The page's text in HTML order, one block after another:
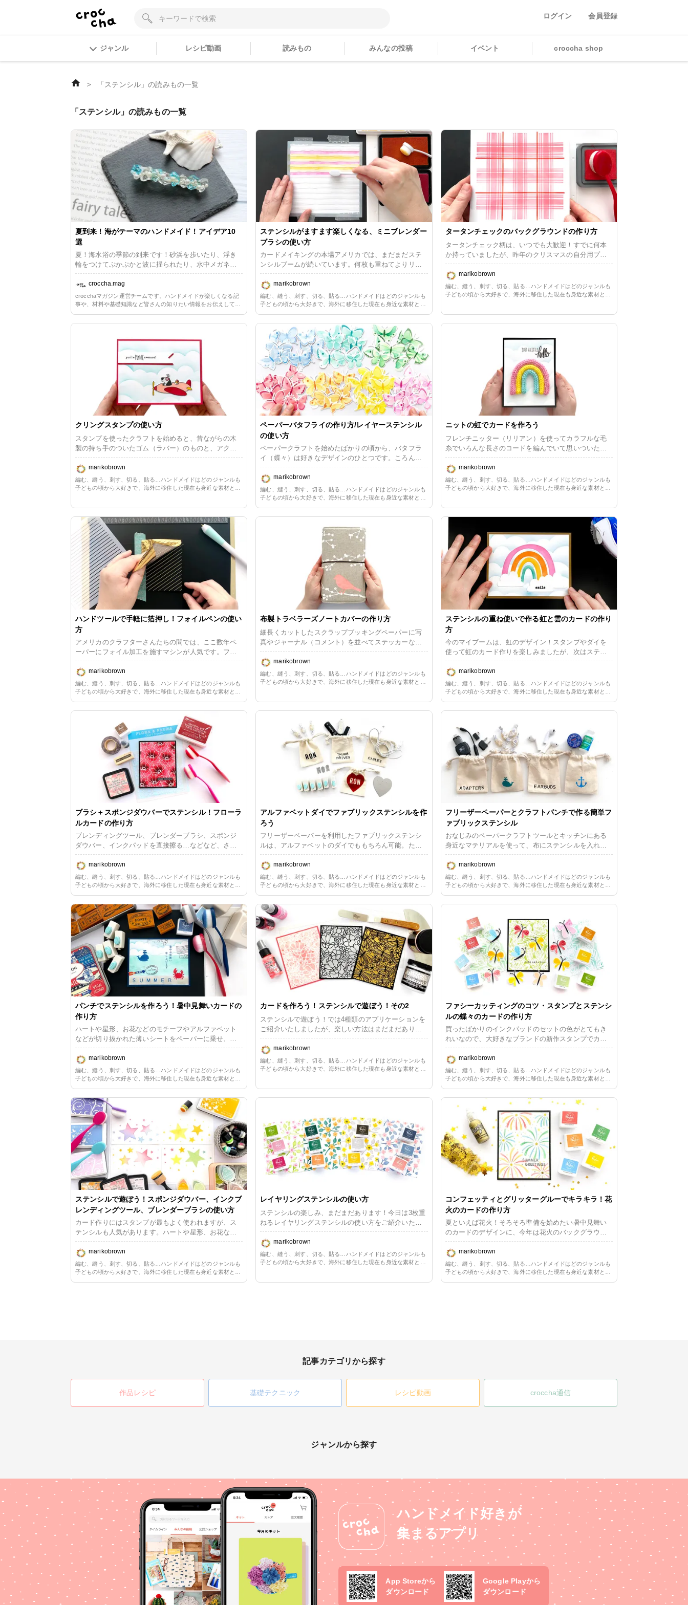
ログイン 会員登録
ジャンル レシピ動画 読みもの みんなの投稿 イベント croccha shop
＞ 「ステンシル」の読みもの一覧
「ステンシル」の読みもの一覧
夏到来！海がテーマのハンドメイド！アイデア10
選
夏！海水浴の季節の到来です！砂浜を歩いたり、浮き
輪をつけてぷかぷかと波に揺られたり、水中メガネで
おさかなを観察したり、ボートで少し沖へ出たり… 夏
の楽しみ方はいろいろですが、ハンドメイドに取り入
れて夏そのものの雰囲気を楽しむのもいいですよね。
そこで、海がテーマのハンドメイド作品を集めてみま
した。 貝殻や砂、シーグラスなど実際に海から持って
きたアイテムを材料として取り入れるアイデアから、
ツールを用いた作品まで、今の季節のハンドメイドに
ぴったりのアイデアがいっぱい！アクセサリーやイン
テリアなどジャンルもいろいろですので、きっとチャ
レンジしてみたい作品が見つかります。 海テーマのハ
ンドメイドアイデア10選のご紹介です。
croccha.mag
crocchaマガジン運営チームです。ハンドメイドが楽しくなる記
事や、材料や基礎知識など皆さんの知りたい情報をお伝えしてい
ステンシルがますます楽しくなる、ミニブレンダー
ブラシの使い方
カードメイキングの本場アメリカでは、まだまだステ
ンシルブームが続いています。何枚も重ねてよりリア
ルで複雑なイメージを作り出すレイヤーステンシルな
ども増え、続いているというより人気上昇中と言った
ほうが正しいかもしれません。 元々好きだった私も、
ブレンダーブラシに出会って以来さらに頻繁にペーパ
ークラフトに取り入れるようになりました。スポンジ
のアプリケーターでは届かない隙間にもブラシの細い
ブリストルでインクがつけられるため、より鮮明なイ
メージが表現できます。濃淡もつけやすいので、高い
スキルを持っていなくてもニュアンスのあるステンシ
ルが楽しめます。 私が愛用しているテイラードエクス
プレションズ社のブレンダーブラシに、その後ミニサ
イズのセットが新登場。これは大は小を兼ねるタイプ
のツールかしらと購入を保留にしていましたが、レギ
ュラーサイズのブラシを使用中に「もう少しヘッドが
小さかったら」と思う場面が何度かあり、この度オー
ダーしたものが届きました。 ビッティー（bitty、「ち
っちゃい」という意味）ブレンダーブラシのご紹介で
す。
marikobrown
編む、縫う、刺す、切る、貼る…ハンドメイドはどのジャンルも
子どもの頃から大好きで、海外に移住した現在も身近な素材と簡
毛糸や布に囲まれる暮らしの心地よさを改めて満喫しています。
タータンチェックのバックグラウンドの作り方
タータンチェック柄は、いつでも大歓迎！すでに何本
か持っていましたが、昨年のクリスマスの自分用プレ
ゼントにスコットランドのお店からウールのマフラー
やストールを購入。絞り切れなくて、一気に4本も増や
してしまいました。 ペーパークラフトに取り入れるの
も大好きです。でもスクラップブッキング向けのコレ
まれていると、「いつかの特別な機会に」と使わずに
大事にしまい込んでしまう癖があります。勿体無くて
どん作ってどんどん使いたい！スタンプやステンシル
で作る場合はインクも選べるので、色も自由自在で
パターンの背景の作り方をご紹介いたします。
marikobrown
編む、縫う、刺す、切る、貼る…ハンドメイドはどのジャンルも
子どもの頃から大好きで、海外に移住した現在も身近な素材と簡
クリングスタンプの使い方
スタンプを使ったクラフトを始めると、昔ながらの木
製の持ち手のついたゴム（ラバー）のものと、アクリ
ルブロックに貼り付けて使うフォトポリマー製のクリ
アスタンプに出会います。どちらにもメリットとデメ
リットがあり、好みも分かれることでしょう。 もうひ
とつ、クリングスタンプというカテゴリーがありま
こ取り！市場に出回っている割合はそれほど大きくあ
りませんが、その扱いやすさを知ればファンになるこ
と間違いなし。私も大好きです。 ここではクリングス
タンプの利点と使い方をご説明し、カードの作り方も
ご紹介いたします。
marikobrown
編む、縫う、刺す、切る、貼る…ハンドメイドはどのジャンルも
子どもの頃から大好きで、海外に移住した現在も身近な素材と簡
ペーパーバタフライの作り方/レイヤーステンシル
の使い方
ペーパークラフトを始めたばかりの頃から、バタフラ
イ（蝶々）は好きなデザインのひとつです。ころんと
可愛くデフォルメされたモンシロチョウ、細部までエ
レガントに表現されたモナークバタフライ…スタンプ
やダイ、パンチ、ステッカーなどで楽しみます。 バタ
フライのデザインのクラフト用品はもう集め切ったか
な？もう買い足すことはないかな？と思っていました
が、このたび出会ったレイヤーステンシルは別物でし
た。今までにないタイプのディテールに感激！ 使い方
をご紹介するとともに、その美しさをお伝えしたいと
marikobrown
編む、縫う、刺す、切る、貼る…ハンドメイドはどのジャンルも
子どもの頃から大好きで、海外に移住した現在も身近な素材と簡
ニットの虹でカードを作ろう
フレンチニッター（リリアン）を使ってカラフルな毛
糸でいろんな長さのコードを編んでいて思いついたの
が、虹のデザイン。贈り物に添えるカードが必要だっ
たので、スタンプやダイの代わりにニットの虹をぽん
っと乗せてみました。とってもかんたんです！
marikobrown
編む、縫う、刺す、切る、貼る…ハンドメイドはどのジャンルも
子どもの頃から大好きで、海外に移住した現在も身近な素材と簡
ハンドツールで手軽に箔押し！フォイルペンの使い
方
アメリカのクラフターさんたちの間では、ここ数年ペ
ーパーにフォイル加工を施すマシンが人気です。フォ
イル加工の入ったスクラップブッキング用品が大流行
し、それを追う感じで登場したように感じます。パタ
ーンペーパーやステッカーの一部がキラキラに箔押し
され、それはそれは上品で華やかなな雰囲気に。私も
ゴールドやローズのフォイル加工が入ったペーパーコ
レクションを好んで選び、アルバムの台紙や飾りにし
たが、とても大きくて収納の場所も取るし、さすがに
12インチもの大物にチャレンジすることはなさそうだ
ったので、私は手軽なハンドツールでフォイリングの
真似事を楽しみました。加熱されたペン先でフォイル
をなぞって転写させる、乾電池式のものでした。 何年
か経て、同じブランドから新作が登場。スリムになっ
て、見た目もうんとおしゃれになって、しかもペン先
の太さにオプションもある、フォイルクイルフリース
タイルペンというものです。また積極的にペーパーク
ラフトにフォイリングを取り入れたいと思い、さっそ
くトライしてみました。
marikobrown
編む、縫う、刺す、切る、貼る…ハンドメイドはどのジャンルも
子どもの頃から大好きで、海外に移住した現在も身近な素材と簡
毛糸や布に囲まれる暮らしの心地よさを改めて満喫しています。
布製トラベラーズノートカバーの作り方
細長くカットしたスクラップブッキングペーパーに写
真やジャーナル（コメント）を並べてステッカーなど
で飾り、冊子状になったクリアポケットに背中合わせ
に入れてフォトアルバム兼ダイアリーのようなドキュ
メントをしています。 カバーは市販のものも何冊か持
っていますが、やっぱり気に入って買った布を使って
ブックカバーが思ったより簡単に出来たので、クリア
ポケットの寸法でも作ってみました。 作り方はノート
ブックカバーとほぼ同じですが、一部変更し、また、
無地のリネンにステンシルで模様を入れるところから
始めたので、改めて作り方を書きました。クロパダイ
ルでは届かない位置にアイレットをつける方法もご紹
介しています。
marikobrown
編む、縫う、刺す、切る、貼る…ハンドメイドはどのジャンルも
子どもの頃から大好きで、海外に移住した現在も身近な素材と簡
ステンシルの重ね使いで作る虹と雲のカードの作り
方
今のマイブームは、虹のデザイン！スタンプやダイを
使って虹のカード作りを楽しみましたが、次はステン
シルで挑戦です。 先にステンシルした部分を覆い、
上からさらに別のステンシルを入れることで奥行き
を。マスキングテクニックも使用しています。
marikobrown
編む、縫う、刺す、切る、貼る…ハンドメイドはどのジャンルも
子どもの頃から大好きで、海外に移住した現在も身近な素材と簡
ブラシ＋スポンジダウバーでステンシル！フローラ
ルカードの作り方
ブレンディングツール、ブレンダーブラシ、スポンジ
ダウバー、インクパッドを直接擦る…などなど、さま
ざまなアプリケーション方法のあるステンシル。今日
はブラシとスポンジダウバーを組み合わせたお花のデ
ザインのステンシルのカードを作ります。 ブラシと
スポンジダウバーそれぞれの長所を活かすので、手早
く仕上がるのに美しい奥行き感が生まれます。簡単な
のにアーティスティックで凝った印象に。良い意味で
労力と見た目が釣り合わない、作り手としてはお得な
カードです。
marikobrown
編む、縫う、刺す、切る、貼る…ハンドメイドはどのジャンルも
子どもの頃から大好きで、海外に移住した現在も身近な素材と簡
毛糸や布に囲まれる暮らしの心地よさを改めて満喫しています。
アルファベットダイでファブリックステンシルを作
ろう
フリーザーペーパーを利用したファブリックステンシ
ルは、アルファベットのダイでももちろん可能。ただ
し、パンチと違ってそのままではステンシルにはなり
ません。「A」の三角や「O」の楕円など、真ん中のピ
ースが切り離されてしまうからです。 アイロンする
時の注意点やコツなどをご紹介したいと思います。
marikobrown
編む、縫う、刺す、切る、貼る…ハンドメイドはどのジャンルも
子どもの頃から大好きで、海外に移住した現在も身近な素材と簡
毛糸や布に囲まれる暮らしの心地よさを改めて満喫しています。
フリーザーペーパーとクラフトパンチで作る簡単フ
ァブリックステンシル
おなじみのペーパークラフトツールとキッチンにある
身近なマテリアルを使って、布にステンシルを入れる
方法をご紹介いたします。 その名も「フリーザーペ
ーパーステンシル」。アメリカではわりと知られたク
ラフトで、無地のTシャツやトートバッグなどに絵柄や
文字を入れ、バースデーや卒業パーティーなど個人の
小規模イベントなどで使われています。 私はバッグ
の内側やタオルのヘムなどあまり目立たないところに
販の赤ちゃんロンパースにどうぶつさんのデザインを
入れたりして楽しんでいました。 ここでは小さな巾
着袋にデザインを入れる方法でご説明いたします
marikobrown
編む、縫う、刺す、切る、貼る…ハンドメイドはどのジャンルも
子どもの頃から大好きで、海外に移住した現在も身近な素材と簡
パンチでステンシルを作ろう！暑中見舞いカードの
作り方
ハートや星形、お花などのモチーフやアルファベット
などが切り抜かれた薄いシートをペーパーに乗せ、上
からインクをつけて模様を写すのがステンシル。市販
のものはほとんどがプラスチックや金属製ですが、ペ
ーパーでも十分ステンシルとして機能します。 ペー
パーに鉛筆で絵を描いてカッターで形の通りに切り取
れば、お手製ステンシル！ハートや星などの単純な形
であれば、絵心がなくてもカッターが得意でなくても
ステンシルが作れます。 でももっと複雑な形を切り
抜きたい場合は、クラフトパンチの登場です。普通の
ミディアムサイズのパンチ、エッジパンチ、そしてア
ルファベットパンチを使ってデモンストレーション
し、暑中見舞いカードを作りたいと思います。
marikobrown
編む、縫う、刺す、切る、貼る…ハンドメイドはどのジャンルも
子どもの頃から大好きで、海外に移住した現在も身近な素材と簡
毛糸や布に囲まれる暮らしの心地よさを改めて満喫しています。
カードを作ろう！ステンシルで遊ぼう！その2
ステンシルで遊ぼう！では4種類のアプリケーションを
ご紹介いたしましたが、楽しい方法はまだまだありま
す！今日はちょっぴり上級編の、スプレーインクとエ
ンボシングペーストを使ったステンシルです。
marikobrown
編む、縫う、刺す、切る、貼る…ハンドメイドはどのジャンルも
子どもの頃から大好きで、海外に移住した現在も身近な素材と簡
ファシーカッティングのコツ・スタンプとステンシ
ルの蝶々のカードの作り方
買ったばかりのインクパッドのセットの色がとてもき
れいなので、大好きなブランドの新作スタンプでカラ
フルな蝶々を大量生産！ふんわり仕上げた葉っぱの背
景に飛ばせて、カジュアルなカードにしました。 レ
イヤリングスタンプとステンシルを組み合わせた、応
用編です。形に沿ってハサミで切り取るファシーカッ
ティング（fussy cutting）のコツも合わせてお伝えした
いと思います。
marikobrown
編む、縫う、刺す、切る、貼る…ハンドメイドはどのジャンルも
子どもの頃から大好きで、海外に移住した現在も身近な素材と簡
毛糸や布に囲まれる暮らしの心地よさを改めて満喫しています。
ステンシルで遊ぼう！スポンジダウバー、インクブ
レンディングツール、ブレンダーブラシの使い方
カード作りにはスタンプが最もよく使われますが、ス
テンシルも人気があります。ハートや星形、お花など
のモチーフやアルファベットなどが切り抜かれた薄い
シートをペーパーに乗せ、上からインクをつけて模様
を写すのがステンシル。原理はとても簡単です。 イ
ンクのアプリケーション方法は、スポンジ、ブラシ、
スプレーなどなど、今思い付くだけでも7、8種類。そ
marikobrown
編む、縫う、刺す、切る、貼る…ハンドメイドはどのジャンルも
子どもの頃から大好きで、海外に移住した現在も身近な素材と簡
レイヤリングステンシルの使い方
ステンシルの楽しみ、まだまだあります！今日は3枚重
ねるレイヤリングステンシルの使い方をご紹介いたし
ます。
marikobrown
編む、縫う、刺す、切る、貼る…ハンドメイドはどのジャンルも
子どもの頃から大好きで、海外に移住した現在も身近な素材と簡
コンフェッティとグリッターグルーでキラキラ！花
火のカードの作り方
夏といえば花火！そろそろ準備を始めたい暑中見舞い
のカードのデザインに、今年は花火のバックグラウン
ドスタンプとレイヤリングステンシルを選びました。
カラフルなインクでそのまま仕上げてももちろん素
敵ですが、キラキラを加えてさらに花火っぽいイメー
ジに。キラキラには、コンフェッティとグリッターグ
ルーを使います。 小さなパーツをペーパーに貼り付
marikobrown
編む、縫う、刺す、切る、貼る…ハンドメイドはどのジャンルも
子どもの頃から大好きで、海外に移住した現在も身近な素材と簡
記事カテゴリから探す
作品レシピ 基礎テクニック レシピ動画 croccha通信
ジャンルから探す
ハンドメイド好きが
集まるアプリ
App Storeから
ダウンロード
Google Playから
ダウンロード